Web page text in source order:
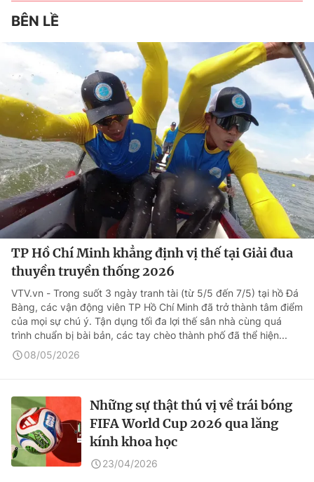
BÊN LỀ
TP Hồ Chí Minh khẳng định vị thế tại Giải đua
thuyền truyền thống 2026
VTV.vn - Trong suốt 3 ngày tranh tài (từ 5/5 đến 7/5) tại hồ Đá
Bàng, các vận động viên TP Hồ Chí Minh đã trở thành tâm điểm
của mọi sự chú ý. Tận dụng tối đa lợi thế sân nhà cùng quá
trình chuẩn bị bài bản, các tay chèo thành phố đã thể hiện...
08/05/2026
Những sự thật thú vị về trái bóng
FIFA World Cup 2026 qua lăng
kính khoa học
23/04/2026